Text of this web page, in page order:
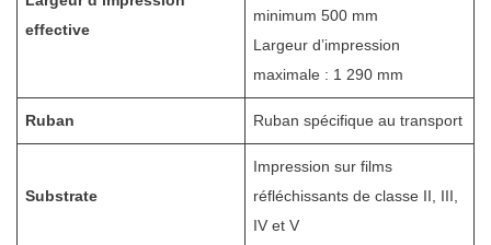
effective
minimum 500 mm
Largeur d’impression
maximale : 1 290 mm
Ruban Ruban spécifique au transport
Substrate
Impression sur films
réfléchissants de classe II, III,
IV et V